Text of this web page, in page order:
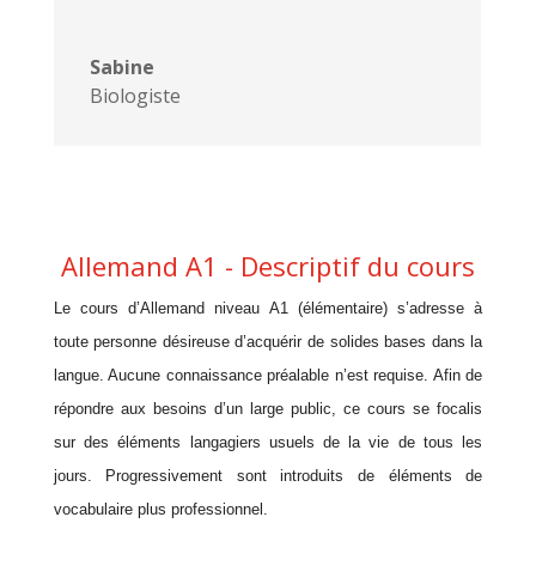
Sabine
Biologiste
Allemand A1 - Descriptif du cours
Le cours d’Allemand niveau A1 (élémentaire) s’adresse à
toute personne désireuse d’acquérir de solides bases dans la
langue. Aucune connaissance préalable n’est requise. Afin de
répondre aux besoins d’un large public, ce cours se focalis
sur des éléments langagiers usuels de la vie de tous les
jours. Progressivement sont introduits de éléments de
vocabulaire plus professionnel.